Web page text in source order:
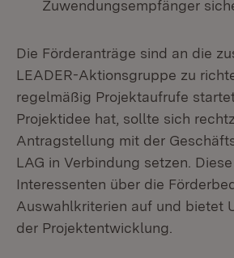
Zuwendungsempfänger
Die Förderanträge sind an die
LEADER-Aktionsgruppe zu
regelmäßig Projektaufrufe
Projektidee hat, sollte sich
Antragstellung mit der
LAG in Verbindung setzen.
Interessenten über die
Auswahlkriterien auf und bietet
der Projektentwicklung.